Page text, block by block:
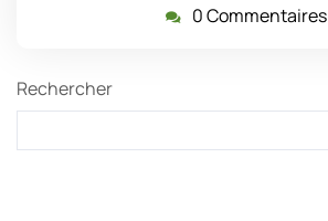
0 Commentaires
Rechercher